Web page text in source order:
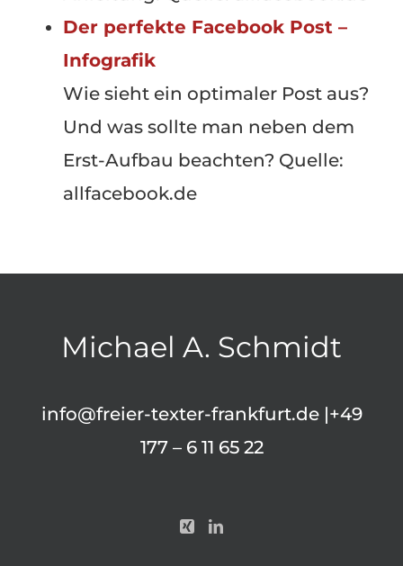
Der perfekte Facebook Post –
Infografik
Wie sieht ein optimaler Post aus?
Und was sollte man neben dem
Erst-Aufbau beachten? Quelle:
allfacebook.de
Michael A. Schmidt
info@freier-texter-frankfurt.de|+49
177 – 6 11 65 22